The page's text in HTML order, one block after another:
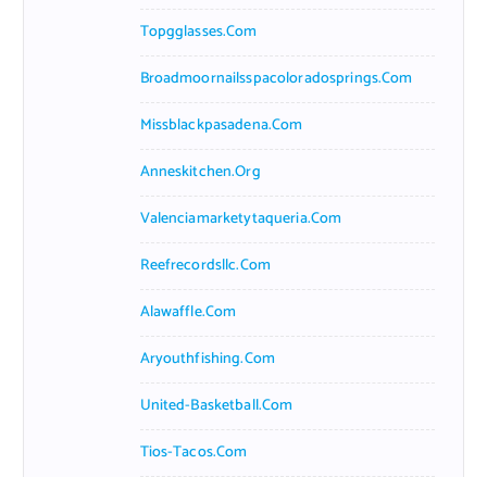
Topgglasses.com
Broadmoornailsspacoloradosprings.com
Missblackpasadena.com
Anneskitchen.org
Valenciamarketytaqueria.com
Reefrecordsllc.com
Alawaffle.com
Aryouthfishing.com
United-Basketball.com
Tios-Tacos.com